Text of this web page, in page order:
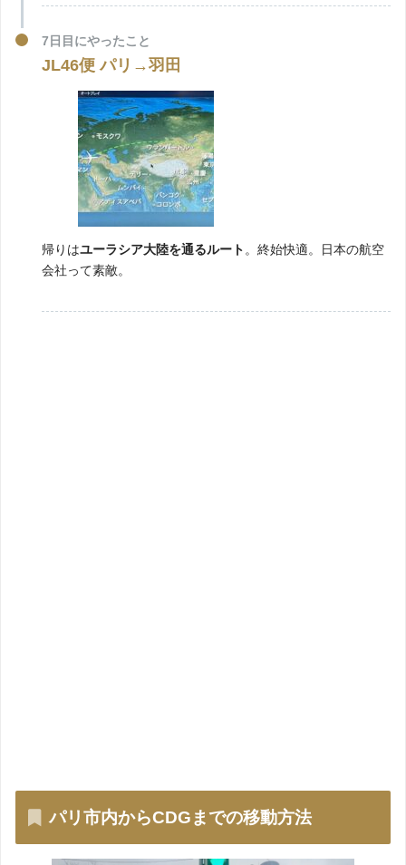
7日目にやったこと
JL46便 パリ→羽田
帰りはユーラシア大陸を通るルート。終始快適。日本の航空
会社って素敵。
パリ市内からCDGまでの移動方法